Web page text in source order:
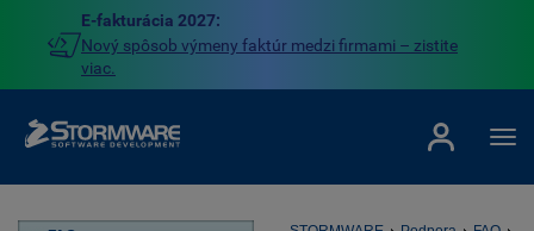
E-fakturácia 2027:
Nový spôsob výmeny faktúr medzi firmami – zistite
viac.